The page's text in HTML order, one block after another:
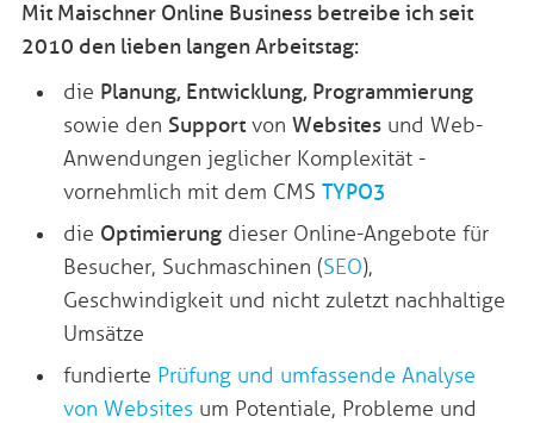
Mit Maischner Online Business betreibe ich seit
2010 den lieben langen Arbeitstag:
die Planung, Entwicklung, Programmierung
sowie den Supportvon Websitesund Web-
Anwendungen jeglicher Komplexität -
vornehmlich mit dem CMS TYPO3
die Optimierungdieser Online-Angebote für
Besucher, Suchmaschinen (SEO),
Geschwindigkeit und nicht zuletzt nachhaltige
Umsätze
fundierte Prüfung und umfassende Analyse
von Websites um Potentiale, Probleme und